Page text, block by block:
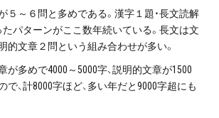
５～６問と多めである。漢字１題・長文読解
たパターンがここ数年続いている。長文は文
的文章２問という組み合わせが多い。
が多めで4000～5000字、説明的文章が1500
、計8000字ほど、多い年だと9000字超にも